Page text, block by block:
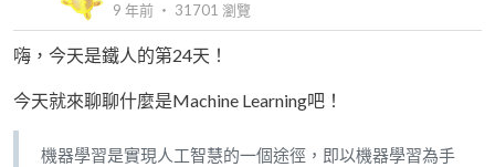
9 年前 ‧ 31701 瀏覽
嗨，今天是鐵人的第24天！
今天就來聊聊什麼是Machine Learning吧！
機器學習是實現人工智慧的一個途徑，即以機器學習為手